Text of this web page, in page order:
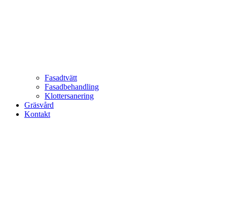
Fasadtvätt
Fasadbehandling
Klottersanering
Gräsvård
Kontakt